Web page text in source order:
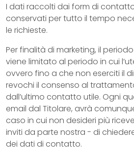
I dati raccolti dai form di
conservati per tutto il tempo
le richieste.
Per finalità di marketing, il
viene limitato al periodo in cui
ovvero fino a che non eserciti il
revochi il consenso al
dall’ultimo contatto utile. Ogni
email dal Titolare, avrà
caso in cui non desideri più
inviti da parte nostra - di
dei dati di contatto.